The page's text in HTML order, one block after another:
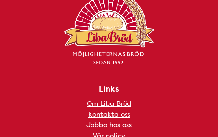
Links
Om Liba Bröd
Kontakta oss
Jobba hos oss